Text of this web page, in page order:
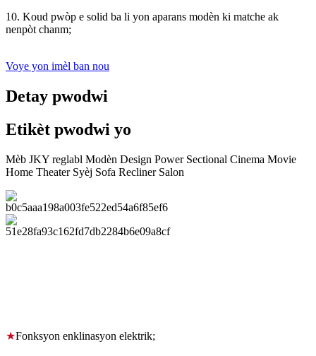
10. Koud pwòp e solid ba li yon aparans modèn ki matche ak
nenpòt chanm;
Voye yon imèl ban nou
Detay pwodwi
Etikèt pwodwi yo
Mèb JKY reglabl Modèn Design Power Sectional Cinema Movie
Home Theater Syèj Sofa Recliner Salon
★Fonksyon enklinasyon elektrik;